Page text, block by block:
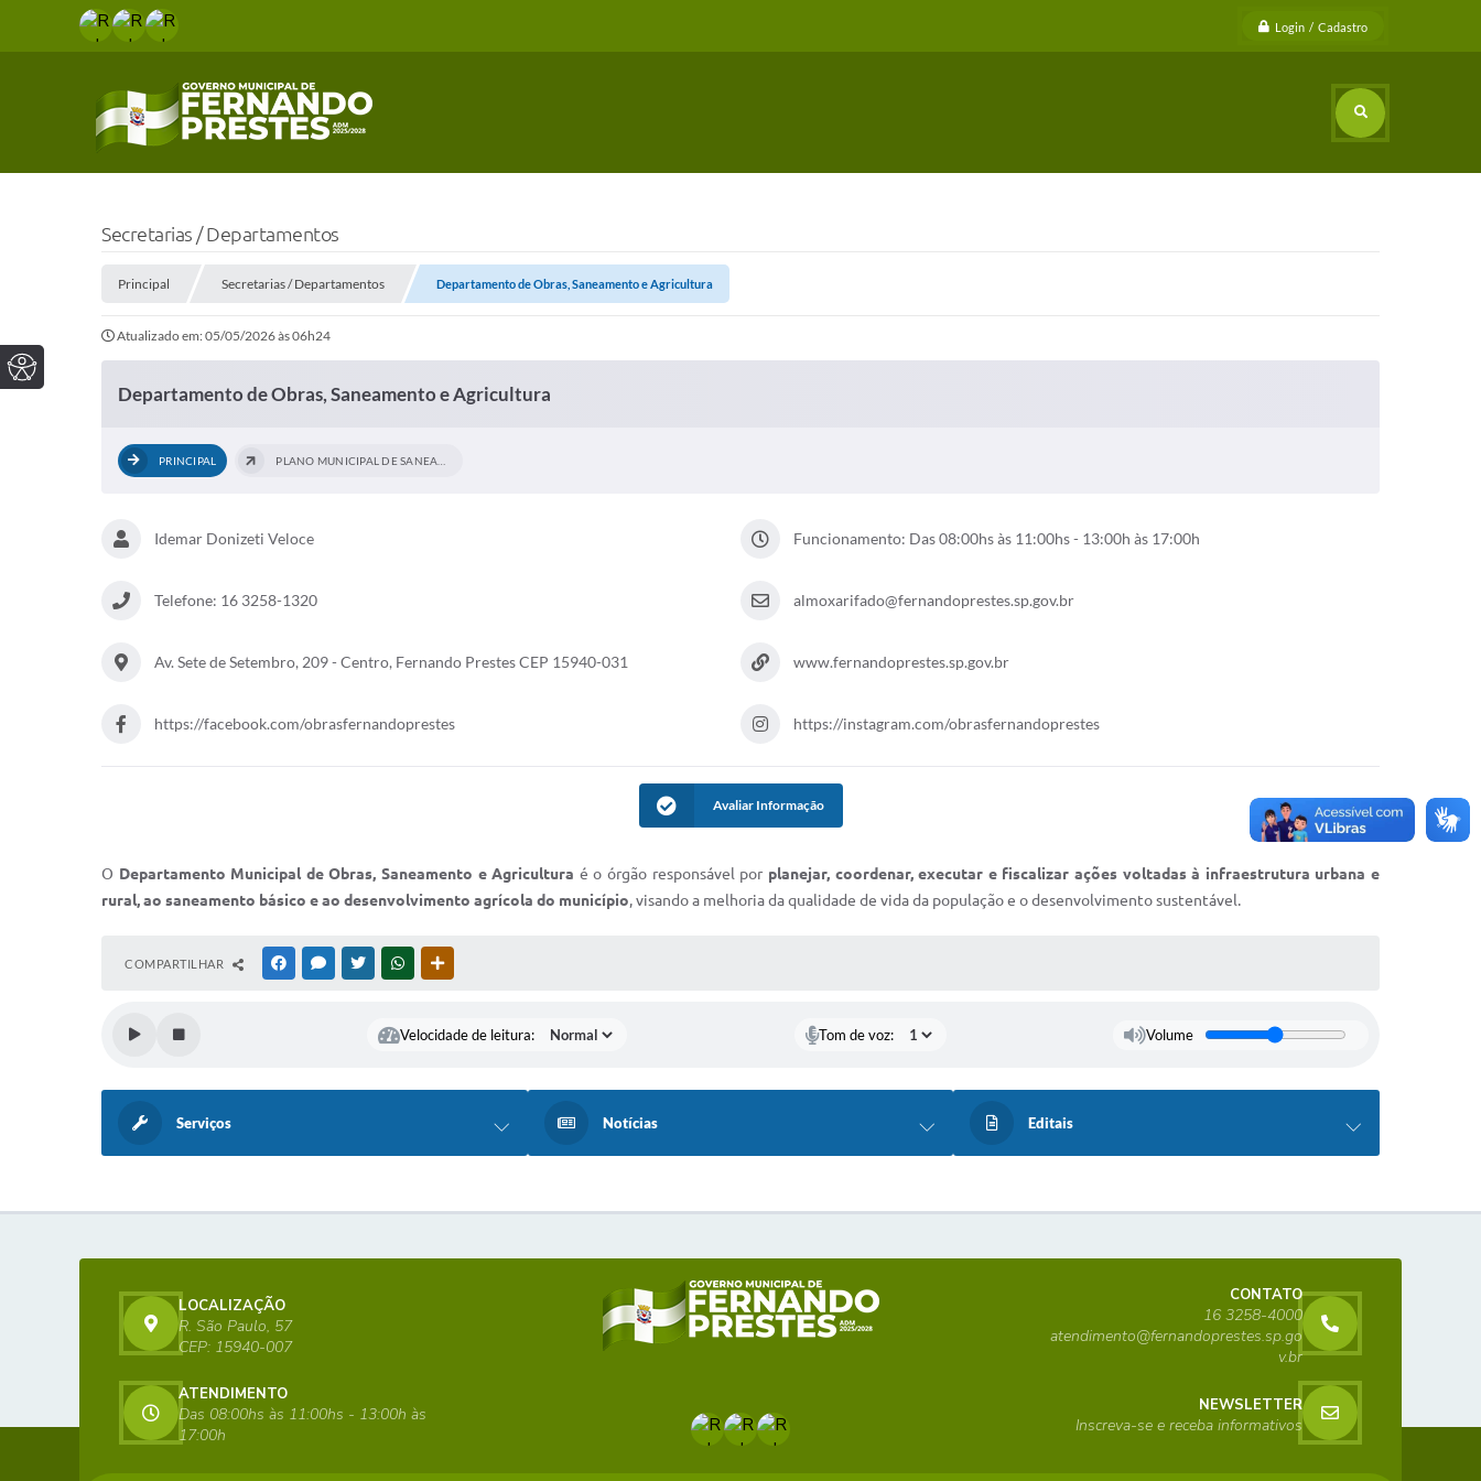
Login / Cadastro
Secretarias / Departamentos
Principal Secretarias / Departamentos Departamento de Obras, Saneamento e Agricultura
Atualizado em: 05/05/2026 às 06h24
Departamento de Obras, Saneamento e Agricultura
PRINCIPAL
Idemar Donizeti Veloce Funcionamento: Das 08:00hs às 11:00hs - 13:00h às 17:00h
Telefone: 16 3258-1320 almoxarifado@fernandoprestes.sp.gov.br
Av. Sete de Setembro, 209 - Centro, Fernando Prestes CEP 15940-031 www.fernandoprestes.sp.gov.br
https://facebook.com/obrasfernandoprestes https://instagram.com/obrasfernandoprestes
Avaliar Informação
O Departamento Municipal de Obras, Saneamento e Agricultura é o órgão responsável por planejar, coordenar, executar e fiscalizar ações voltadas à infraestrutura urbana e
rural, ao saneamento básico e ao desenvolvimento agrícola do município, visando a melhoria da qualidade de vida da população e o desenvolvimento sustentável.
COMPARTILHAR FACEBOOKMESSENGER
TWITTERWHATSAPP
Velocidade de leitura: Tom de voz: Volume
Serviços Notícias Editais
LOCALIZAÇÃO
R. São Paulo, 57
CEP: 15940-007
CONTATO
16 3258-4000
atendimento@fernandoprestes.sp.go
v.br
ATENDIMENTO
Das 08:00hs às 11:00hs - 13:00h às
17:00h
NEWSLETTER
Inscreva-se e receba informativos